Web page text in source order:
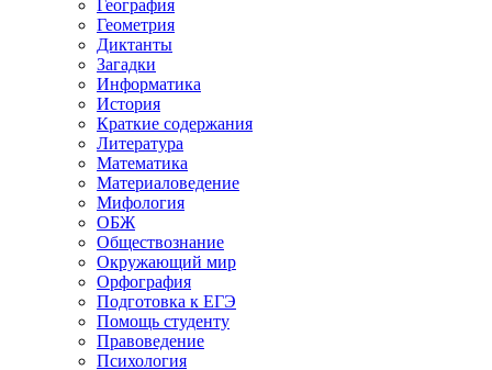
География
Геометрия
Диктанты
Загадки
Информатика
История
Краткие содержания
Литература
Математика
Материаловедение
Мифология
ОБЖ
Обществознание
Окружающий мир
Орфография
Подготовка к ЕГЭ
Помощь студенту
Правоведение
Психология